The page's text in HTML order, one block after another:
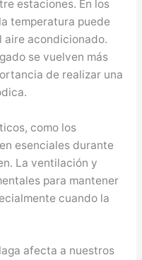
estaciones. En los
temperatura puede
aire acondicionado.
se vuelven más
de realizar una
como los
esenciales durante
La ventilación y
para mantener
cuando la
afecta a nuestros